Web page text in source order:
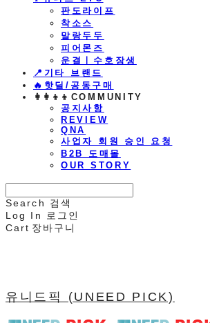
판도라이프
착소스
말랑두두
피어몬즈
운결ㅣ수호장생
📍기타 브랜드
🔥핫딜/공동구매
👩‍👩‍👦‍👦COMMUNITY
공지사항
REVIEW
QNA
사업자 회원 승인 요청
B2B 도매몰
OUR STORY
Search
검색
Log In
로그인
Cart 장바구니
유니드픽 (UNEED PICK)